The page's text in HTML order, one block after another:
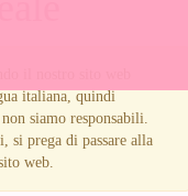
italiana, quindi
siamo responsabili.
si prega di passare alla
web.